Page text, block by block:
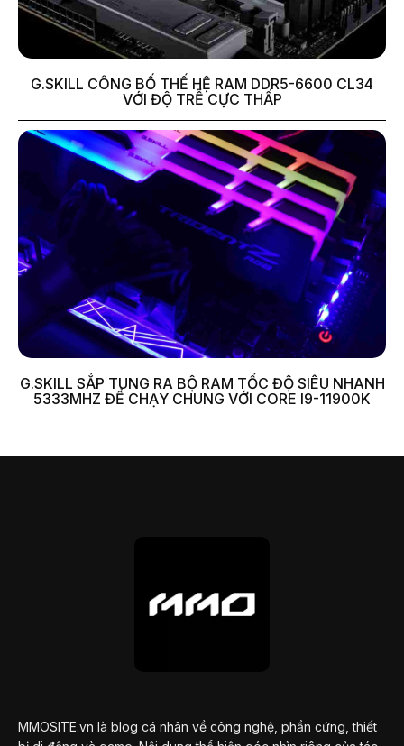
G.SKILL CÔNG BỐ THẾ HỆ RAM DDR5-6600 CL34
VỚI ĐỘ TRỄ CỰC THẤP
G.SKILL SẮP TUNG RA BỘ RAM TỐC ĐỘ SIÊU NHANH
5333MHZ ĐỂ CHẠY CHUNG VỚI CORE I9-11900K
MMOSITE.vn là blog cá nhân về công nghệ, phần cứng, thiết